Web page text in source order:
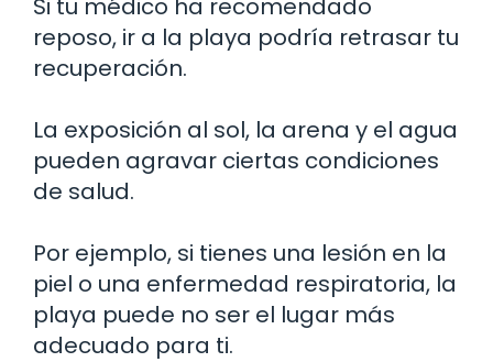
Si tu médico ha recomendado
reposo, ir a la playa podría retrasar tu
recuperación.
La exposición al sol, la arena y el agua
pueden agravar ciertas condiciones
de salud.
Por ejemplo, si tienes una lesión en la
piel o una enfermedad respiratoria, la
playa puede no ser el lugar más
adecuado para ti.